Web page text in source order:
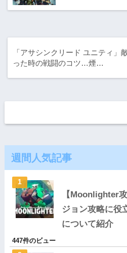
「アサシンクリード ユニティ」
った時の戦闘のコツ…煙…
週間人気記事
【Moonlighter
ジョン攻略に役
について紹介
447件のビュー